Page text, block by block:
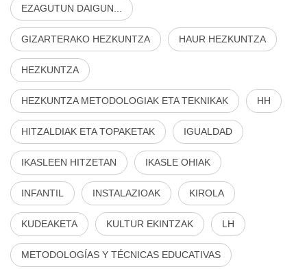
EZAGUTUN DAIGUN...
GIZARTERAKO HEZKUNTZA HAUR HEZKUNTZA
HEZKUNTZA
HEZKUNTZA METODOLOGIAK ETA TEKNIKAK HH
HITZALDIAK ETA TOPAKETAK IGUALDAD
IKASLEEN HITZETAN IKASLE OHIAK
INFANTIL INSTALAZIOAK KIROLA
KUDEAKETA KULTUR EKINTZAK LH
METODOLOGÍAS Y TÉCNICAS EDUCATIVAS